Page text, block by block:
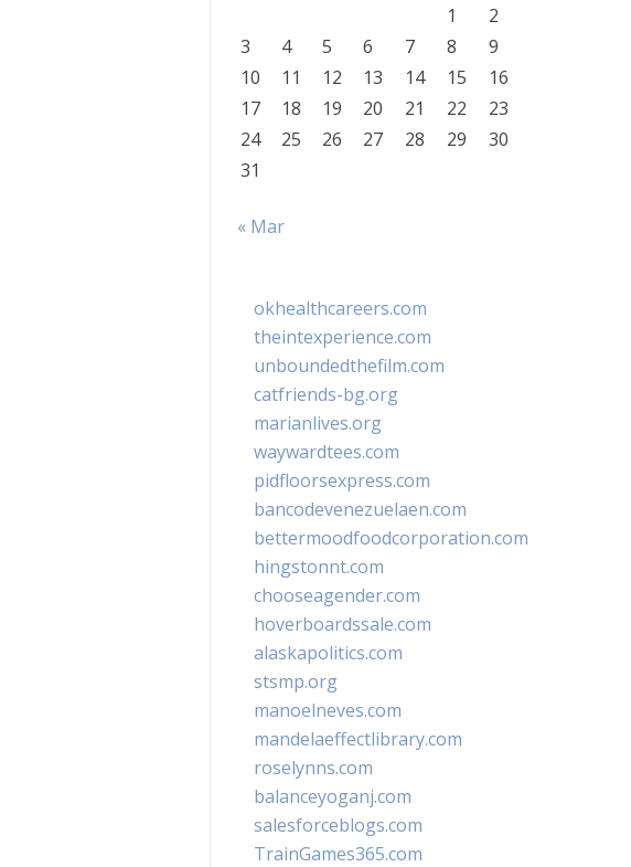
1
2
3
4 5 6 7 8
9
10
11 12 13 14 15
16
17
18 19 20 21 22
23
24
25 26 27 28 29
30
31
« Mar
okhealthcareers.com
theintexperience.com
unboundedthefilm.com
catfriends-bg.org
marianlives.org
waywardtees.com
pidfloorsexpress.com
bancodevenezuelaen.com
bettermoodfoodcorporation.com
hingstonnt.com
chooseagender.com
hoverboardssale.com
alaskapolitics.com
stsmp.org
manoelneves.com
mandelaeffectlibrary.com
roselynns.com
balanceyoganj.com
salesforceblogs.com
TrainGames365.com